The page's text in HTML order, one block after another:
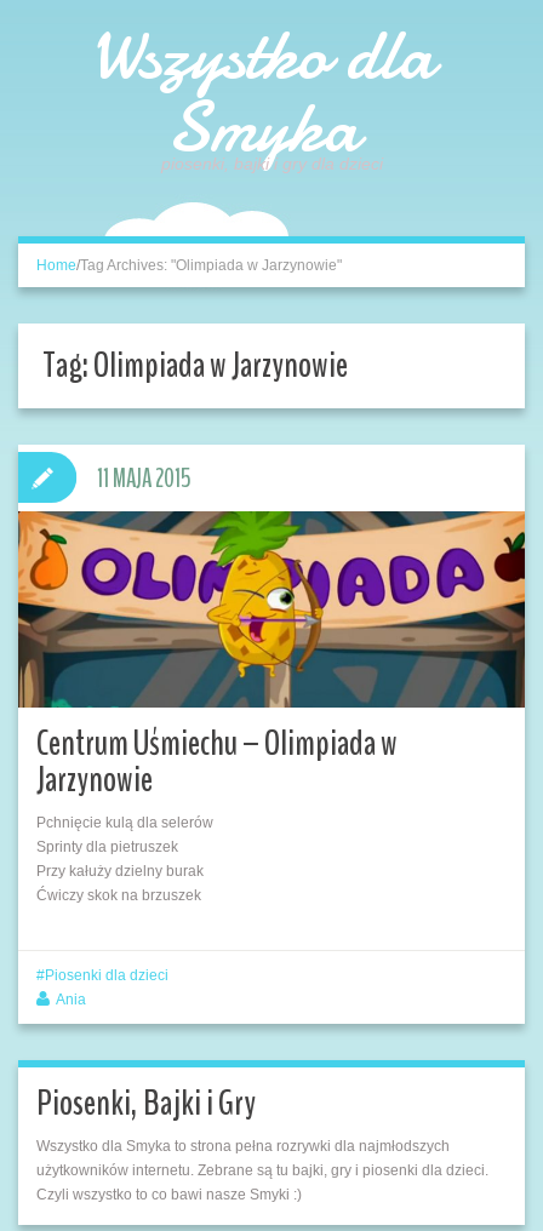
Wszystko dla
Smyka
piosenki, bajki i gry dla dzieci
Home/Tag Archives: "Olimpiada w Jarzynowie"
Tag:Olimpiada w Jarzynowie
Centrum Uśmiechu – Olimpiada w
Jarzynowie
Pchnięcie kulą dla selerów
Sprinty dla pietruszek
Przy kałuży dzielny burak
Ćwiczy skok na brzuszek
11 MAJA 2015
Piosenki dla dzieci
Ania
Piosenki, Bajki i Gry
Wszystko dla Smyka to strona pełna rozrywki dla najmłodszych
użytkowników internetu. Zebrane są tu bajki, gry i piosenki dla dzieci.
Czyli wszystko to co bawi nasze Smyki :)